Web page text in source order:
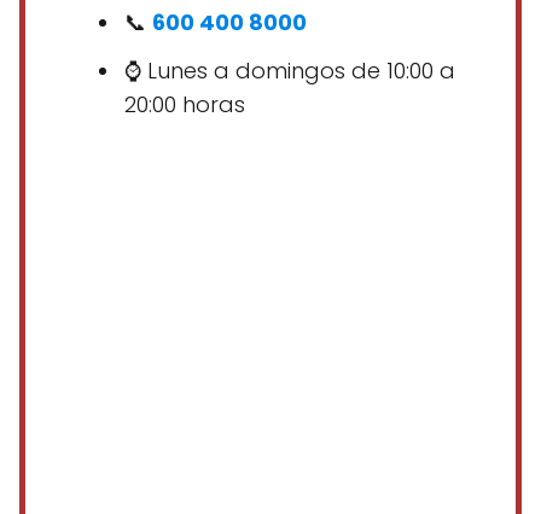
📞 600 400 8000
⌚ Lunes a domingos de 10:00 a
20:00 horas